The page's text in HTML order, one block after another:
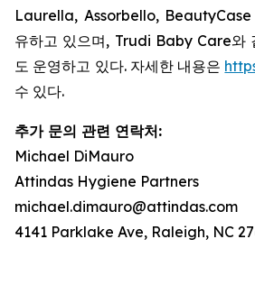
Laurella, Assorbello, BeautyCase
유하고 있으며, Trudi Baby Care와
도 운영하고 있다. 자세한 내용은
수 있다.
추가 문의 관련 연락처:
Michael DiMauro
Attindas Hygiene Partners
michael.dimauro@attindas.com
4141 Parklake Ave, Raleigh, NC